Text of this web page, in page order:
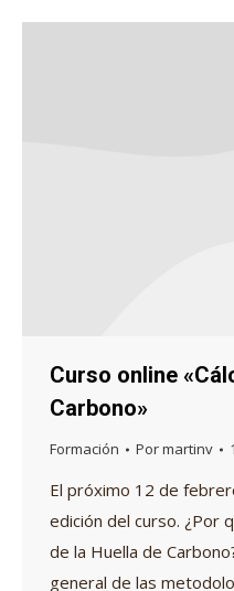
Curso online
Carbono»
Formación Pormartinv
El próximo 12 de
edición del curso. ¿Por
de la Huella de
general de las